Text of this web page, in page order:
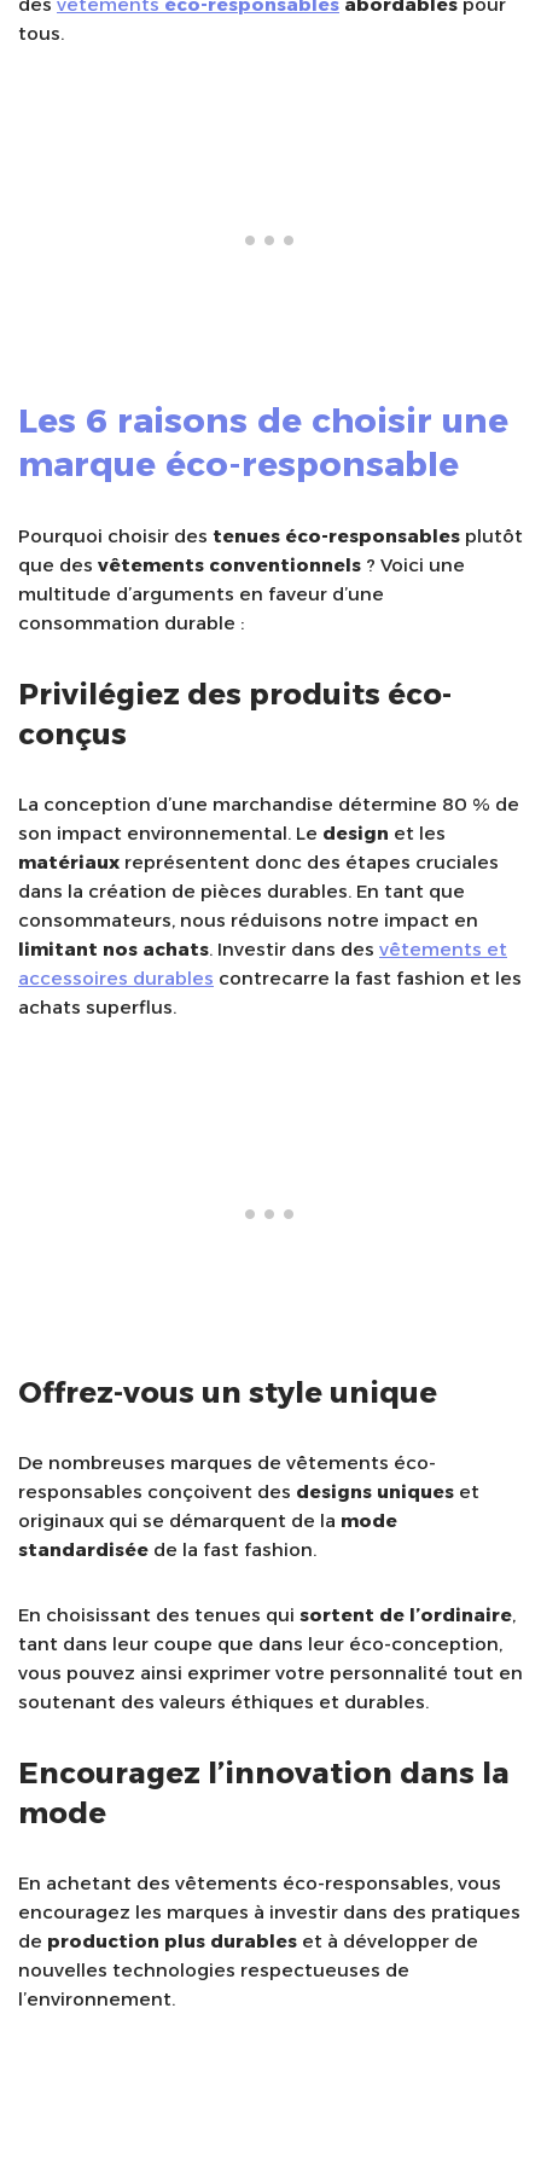
des vêtements éco-responsables abordables pour
tous.
Les 6 raisons de choisir une
marque éco-responsable
Pourquoi choisir des tenues éco-responsables plutôt
que des vêtements conventionnels ? Voici une
multitude d’arguments en faveur d’une
consommation durable :
Privilégiez des produits éco-
conçus
La conception d’une marchandise détermine 80 % de
son impact environnemental. Le design et les
matériaux représentent donc des étapes cruciales
dans la création de pièces durables. En tant que
consommateurs, nous réduisons notre impact en
limitant nos achats. Investir dans des vêtements et
accessoires durables contrecarre la fast fashion et les
achats superflus.
Offrez-vous un style unique
De nombreuses marques de vêtements éco-
responsables conçoivent des designs uniques et
originaux qui se démarquent de la mode
standardisée de la fast fashion.
En choisissant des tenues qui sortent de l’ordinaire,
tant dans leur coupe que dans leur éco-conception,
vous pouvez ainsi exprimer votre personnalité tout en
soutenant des valeurs éthiques et durables.
Encouragez l’innovation dans la
mode
En achetant des vêtements éco-responsables, vous
encouragez les marques à investir dans des pratiques
de production plus durables et à développer de
nouvelles technologies respectueuses de
l’environnement.